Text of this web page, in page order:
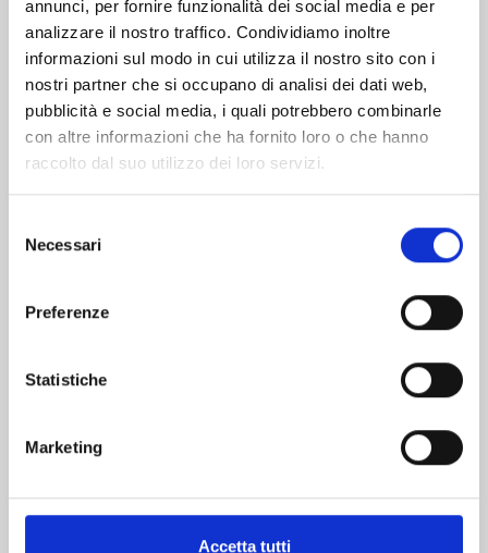
annunci, per fornire funzionalità dei social media e per
analizzare il nostro traffico. Condividiamo inoltre
informazioni sul modo in cui utilizza il nostro sito con i
nostri partner che si occupano di analisi dei dati web,
pubblicità e social media, i quali potrebbero combinarle
con altre informazioni che ha fornito loro o che hanno
raccolto dal suo utilizzo dei loro servizi.
delNecessari
Preferenze
Statistiche
Marketing
Accetta tutti
€ 5,90